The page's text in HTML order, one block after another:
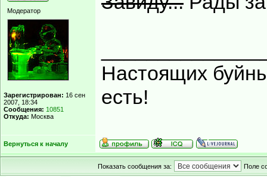
Модератор
Зарегистрирован: 16 сен
2007, 18:34
Сообщения: 10851
Откуда: Москва
Настоящих
есть!
Вернуться к началу
Показать сообщения за: Поле